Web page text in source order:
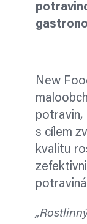
New
potravin,
s cílem
kvalitu